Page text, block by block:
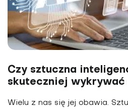
Czy sztuczna
skuteczniej wykrywać
Wielu z nas się jej obawia.